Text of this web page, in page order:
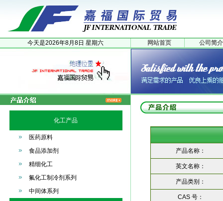
今天是2026年8月 8日 星期六 网站首页 公司简介
化工产品
医药原料
食品添加剂
精细化工
氟化工制冷剂系列
中间体系列
产品名称：
英文名称：
产品类别：
CAS 号：